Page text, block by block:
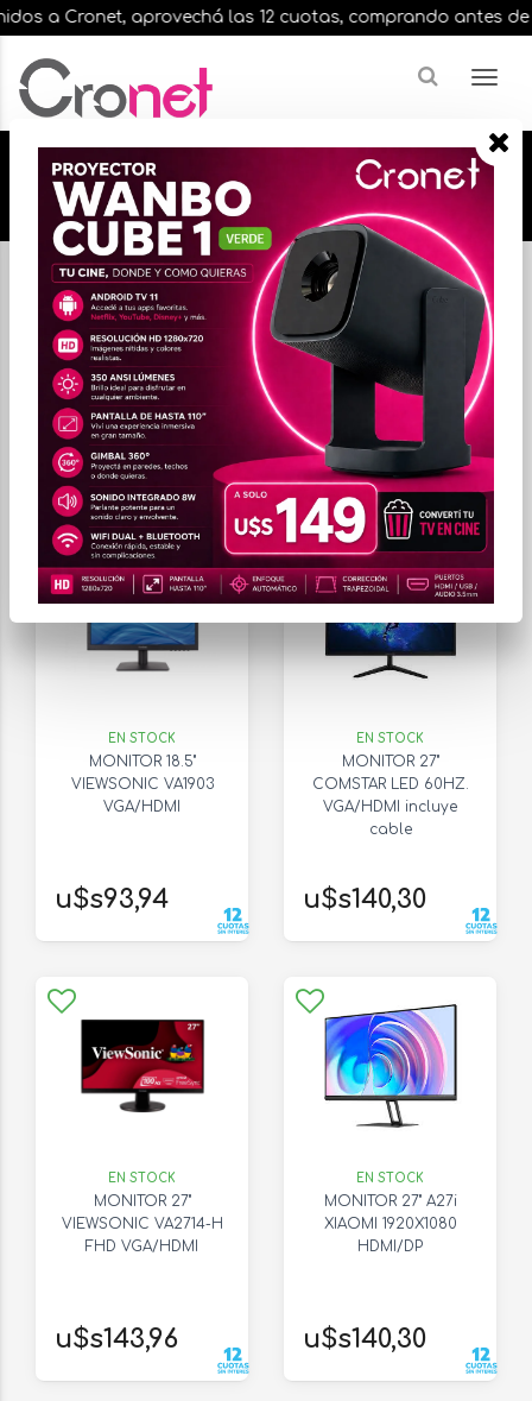
a Cronet, aprovechá las 12 cuotas, comprando antes de las
🔥🔥🔥 12 cuotas, en todos nuestros artículos,
comprando antes de las 13 hrs. envíos en el
día 🔥🔥🔥
Inicio VIDEO MONITORES
ORDENAR
FILTRAR
EN STOCK
MONITOR 18.5"
VIEWSONIC VA1903
VGA/HDMI
u$s93,94
EN STOCK
MONITOR 27"
COMSTAR LED 60HZ.
VGA/HDMI incluye
cable
u$s140,30
EN STOCK
MONITOR 27"
VIEWSONIC VA2714-H
FHD VGA/HDMI
u$s143,96
EN STOCK
MONITOR 27" A27i
XIAOMI 1920X1080
HDMI/DP
u$s140,30